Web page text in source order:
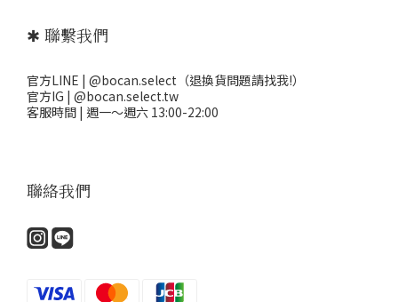
✱ 聯繫我們
官方LINE | @bocan.select（退換貨問題請找我!）
官方IG | @bocan.select.tw
客服時間 | 週一～週六 13:00-22:00
聯絡我們